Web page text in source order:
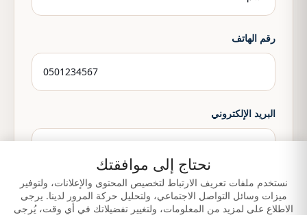
رقم الهاتف
البريد الإلكتروني
تحديد الإمارة
نحتاج إلى موافقتك
نستخدم ملفات تعريف الارتباط لتخصيص المحتوى والإعلانات، ولتوفير
ميزات وسائل التواصل الاجتماعي، ولتحليل حركة المرور لدينا. يرجى
الاطلاع على لمزيد من المعلومات، ولتغيير تفضيلاتك في أي وقت، يُرجى